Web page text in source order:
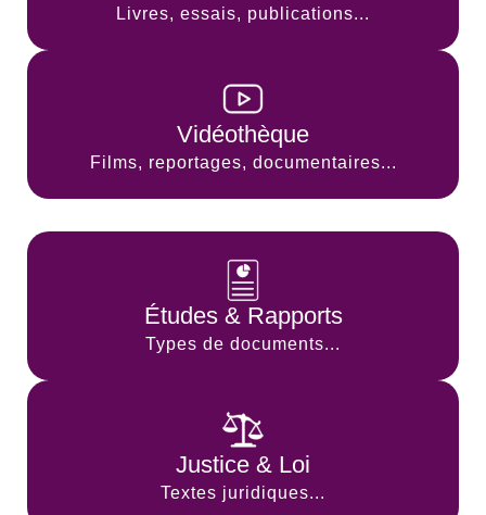
Livres, essais, publications...
Vidéothèque
Films, reportages, documentaires...
Études & Rapports
Types de documents...
Justice & Loi
Textes juridiques...